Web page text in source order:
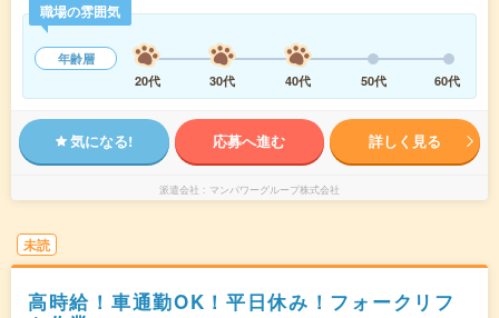
職場の雰囲気
年齢層
20代
30代 40代 50代 60代
気になる! 応募へ進む 詳しく見る
派遣会社 マンパワーグループ株式会社
未読
高時給！車通勤OK！平日休み！フォークリフ